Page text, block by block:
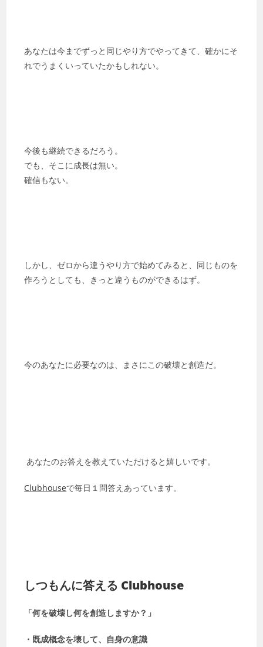
あなたは今までずっと同じやり方でやってきて、確かにそ
れでうまくいっていたかもしれない。
今後も継続できるだろう。
でも、そこに成長は無い。
確信もない。
しかし、ゼロから違うやり方で始めてみると、同じものを
作ろうとしても、きっと違うものができるはず。
今のあなたに必要なのは、まさにこの破壊と創造だ。
あなたのお答えを教えていただけると嬉しいです。
Clubhouseで毎日１問答えあっています。
しつもんに答える Clubhouse
「何を破壊し何を創造しますか？」
・既成概念を壊して、自身の意識